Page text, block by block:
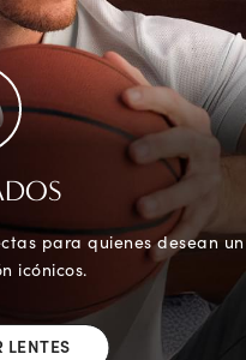
para quienes desean un
icónicos.
LENTES